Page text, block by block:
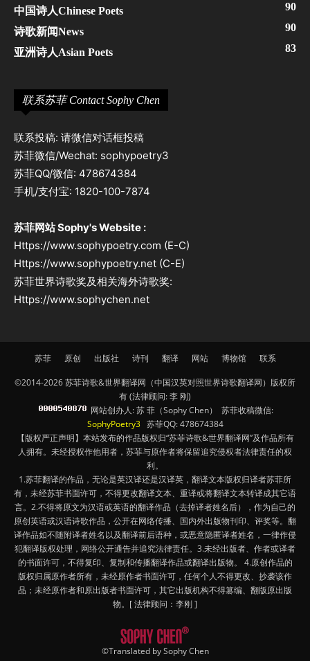
中国诗人Chinese Poets 90
诗歌新闻News 90
亚洲诗人Asian Poets 83
联系苏菲 Contact Sophy Chen
联系投稿: 请微信对话框投稿
苏菲微信/Wechat: sophypoetry3
苏菲QQ/微信: 478674384
手机/支付宝: 1820-100-7874
苏菲网站 Sophy's Website :
Https://www.sophypoetry.com (E-C)
Https://www.sophypoetry.net (C-E)
苏菲世界诗歌奖及相关海外诗歌奖:
Https://www.sophychen.net
苏菲 原创 出版社 诗刊 翻译 网站 博物馆 联系
©2014-2026 苏菲诗歌&世界翻译网（中国汉英对照世界诗歌翻译网）版权所
有 (法律顾问: 李 刚)
网站创办人: 苏 菲（Sophy Chen） 苏菲收稿微信:
SophyPoetry3苏菲QQ: 478674384
【版权严正声明】本站发布的作品版权归“苏菲诗歌&世界翻译网”及作品所有
人拥有。未经授权作他用者，苏菲与原作者将保留追究侵权者法律责任的权
利。
1.苏菲翻译的作品，无论是英汉译还是汉译英，翻译文本版权归译者苏菲所
有，未经苏菲书面许可，不得更改翻译文本、重译或将翻译文本转译成其它语
言。2.不得将原文为汉语或英语的翻译作品（去掉译者姓名后），作为自己的
原创英语或汉语诗歌作品，公开在网络传播、国内外出版物刊印、评奖等。翻
译作品如不随附译者姓名以及翻译前后语种，或恶意隐匿译者姓名，一律作侵
犯翻译版权处理，网络公开通告并追究法律责任。3.未经出版者、作者或译者
的书面许可，不得复印、复制和传播翻译作品或翻译出版物。 4.原创作品的
版权归属原作者所有，未经原作者书面许可，任何个人不得更改、抄袭该作
品；未经原作者和原出版者书面许可，其它出版机构不得篡编、翻版原出版
物。[ 法律顾问：李刚 ]
©Translated by Sophy Chen